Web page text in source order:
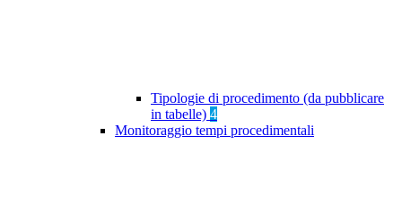
Tipologie di procedimento (da pubblicare
in tabelle) 4
Monitoraggio tempi procedimentali